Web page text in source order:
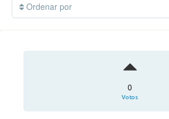
Ordenar por
0
Votos